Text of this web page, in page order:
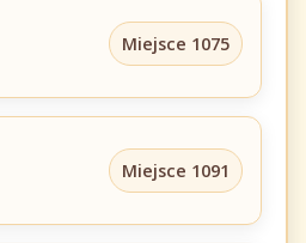
Miejsce 1075
Miejsce 1091